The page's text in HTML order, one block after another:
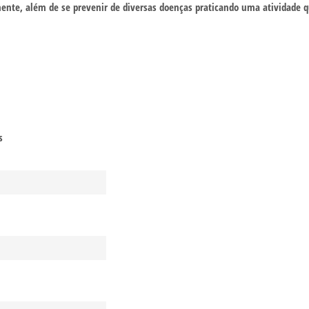
além de se prevenir de diversas doenças praticando uma atividade